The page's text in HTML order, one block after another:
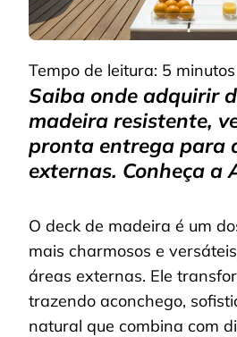
Tempo de leitura: 5 minutos
Saiba onde adquirir
madeira resistente,
pronta entrega para
externas. Conheça a
O deck de madeira é um
mais charmosos e
áreas externas. Ele
trazendo aconchego,
natural que combina com